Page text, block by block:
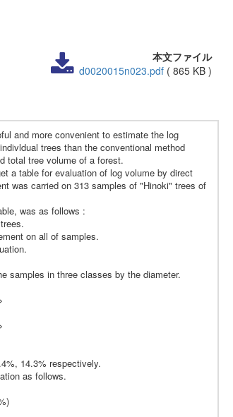
本文ファイル
d0020015n023.pdf (865 KB )
and more convenient to estimate the log
trees than the conventional method
total tree volume of a forest.
a table for evaluation of log volume by direct
was carried on 313 samples of "Hinoki" trees of
was as follows :
on all of samples.
samples in three classes by the diameter.
14.3% respectively.
as follows.